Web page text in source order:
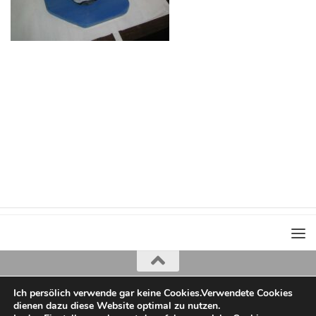
Iris Greiner
copyright 2022
Ich persölich verwende gar keine Cookies.Verwendete Cookies
dienen dazu diese Website optimal zu nutzen.